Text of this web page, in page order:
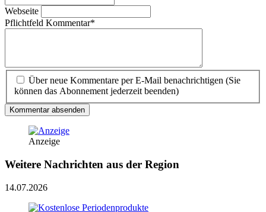
Webseite
Pflichtfeld Kommentar*
Über neue Kommentare per E-Mail benachrichtigen (Sie
können das Abonnement jederzeit beenden)
Kommentar absenden
Anzeige
Weitere Nachrichten aus der Region
14.07.2026